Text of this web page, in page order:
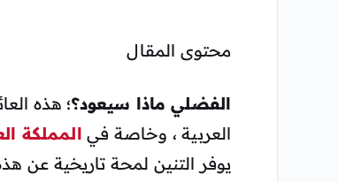
محتوى المقال
الفضلي ماذا سيعود؟؛ هذه
العربية ، وخاصة في المملكة
يوفر التنين لمحة تاريخية عن